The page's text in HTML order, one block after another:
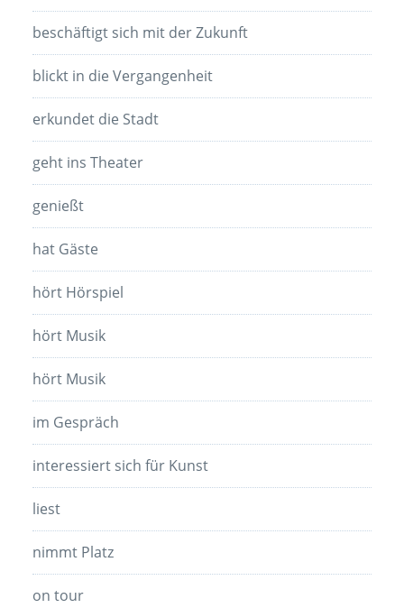
beschäftigt sich mit der Zukunft
blickt in die Vergangenheit
erkundet die Stadt
geht ins Theater
genießt
hat Gäste
hört Hörspiel
hört Musik
hört Musik
im Gespräch
interessiert sich für Kunst
liest
nimmt Platz
on tour